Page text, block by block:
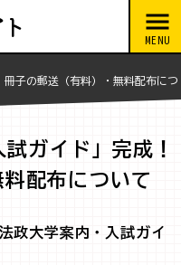
冊子の郵送（有料）・無料配布につ
試ガイド」完成！
配布について
政大学案内・入試ガイ